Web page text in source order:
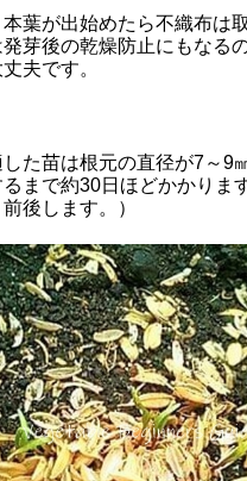
葉が出始めたら不織布は
芽後の乾燥防止にもなる
夫です。
た苗は根元の直径が7～9
まで約30日ほどかかりま
後します。）